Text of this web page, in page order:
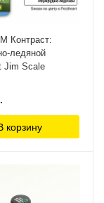
Контраст:
ледяной
Jim Scale
корзину